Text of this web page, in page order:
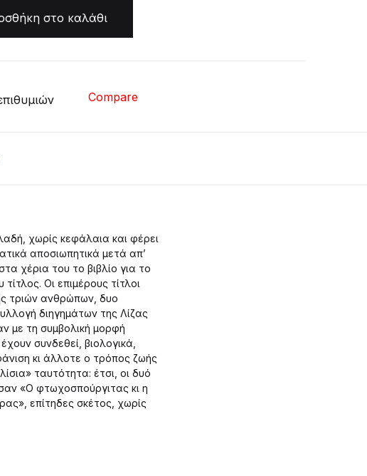
στο καλάθι
Compare
χωρίς κεφάλαια και φέρει
αποσιωπητικά μετά απ’
χέρια του το βιβλίο για το
Οι επιμέρους τίτλοι
τριών ανθρώπων, δυο
διηγημάτων της Λίζας
με τη συμβολική μορφή
συνδεθεί, βιολογικά,
κι άλλοτε ο τρόπος ζωής
ταυτότητα: έτσι, οι δυό
«Ο φτωχοσπούργιτας κι η
επίτηδες σκέτος, χωρίς